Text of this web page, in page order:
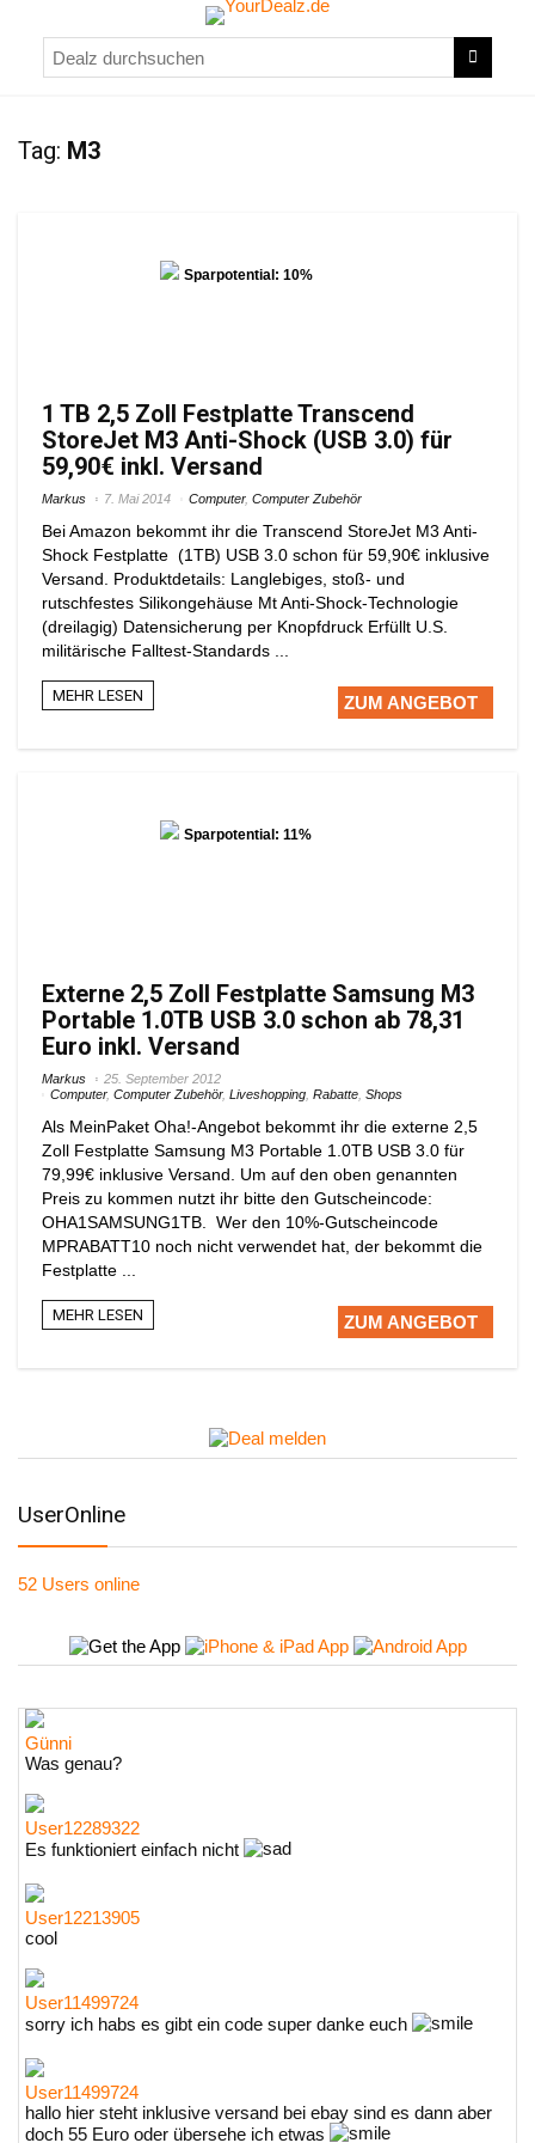
Tag: M3
Sparpotential: 10%
1 TB 2,5 Zoll Festplatte Transcend
StoreJet M3 Anti-Shock (USB 3.0) für
59,90€ inkl. Versand
Markus 7. Mai 2014 Computer, Computer Zubehör
Bei Amazon bekommt ihr die Transcend StoreJet M3 Anti-
Shock Festplatte (1TB) USB 3.0 schon für 59,90€ inklusive
Versand. Produktdetails: Langlebiges, stoß- und
rutschfestes Silikongehäuse Mt Anti-Shock-Technologie
(dreilagig) Datensicherung per Knopfdruck Erfüllt U.S.
militärische Falltest-Standards ...
MEHR LESEN ZUM ANGEBOT
Sparpotential: 11%
Externe 2,5 Zoll Festplatte Samsung M3
Portable 1.0TB USB 3.0 schon ab 78,31
Euro inkl. Versand
Markus
25. September 2012
Computer, Computer Zubehör, Liveshopping Rabatte Shops
Als MeinPaket Oha!-Angebot bekommt ihr die externe 2,5
Zoll Festplatte Samsung M3 Portable 1.0TB USB 3.0 für
79,99€ inklusive Versand. Um auf den oben genannten
Preis zu kommen nutzt ihr bitte den Gutscheincode:
OHA1SAMSUNG1TB. Wer den 10%-Gutscheincode
MPRABATT10 noch nicht verwendet hat, der bekommt die
Festplatte ...
MEHR LESEN ZUM ANGEBOT
UserOnline
52 Users online
Günni
Was genau?
User12289322
Es funktioniert einfach nicht
User12213905
cool
User11499724
sorry ich habs es gibt ein code super danke euch
User11499724
hallo hier steht inklusive versand bei ebay sind es dann aber
doch 55 Euro oder übersehe ich etwas